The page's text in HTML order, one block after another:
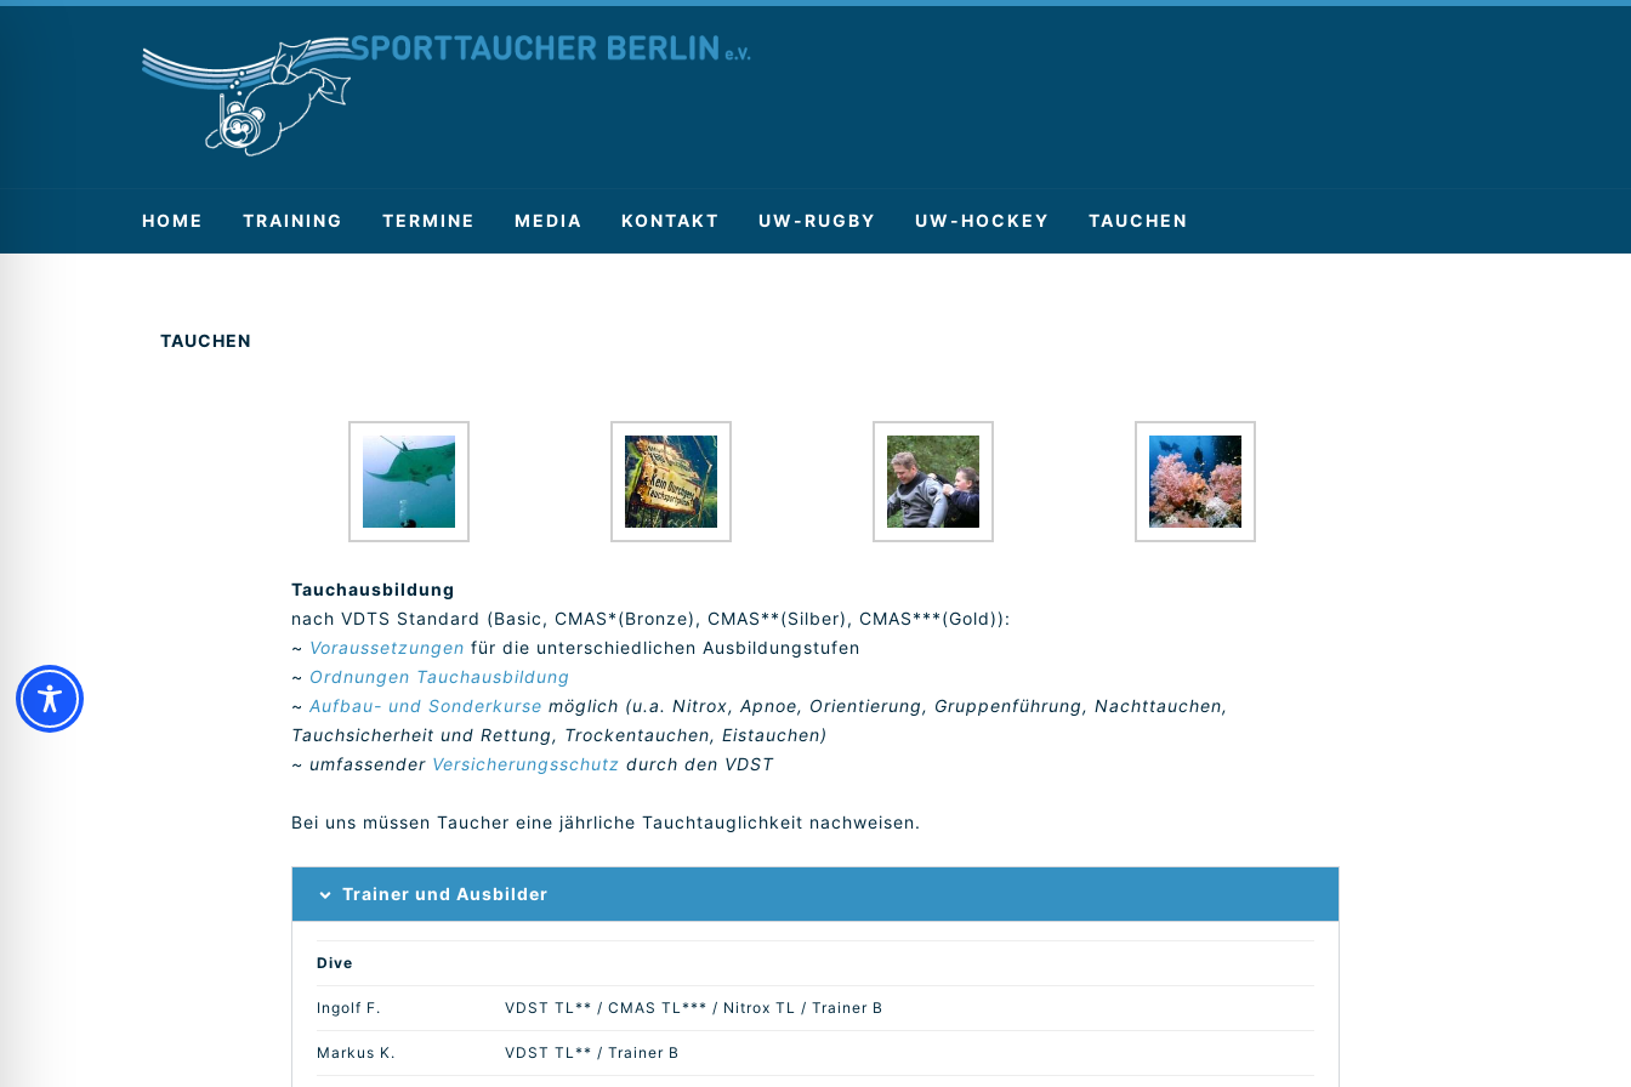
HOME TRAINING TERMINE MEDIA KONTAKT UW-RUGBY UW-HOCKEY TAUCHEN
TAUCHEN
Tauchausbildung
nach VDTS Standard (Basic, CMAS*(Bronze), CMAS**(Silber), CMAS***(Gold)):
~ Voraussetzungen für die unterschiedlichen Ausbildungstufen
~ Ordnungen Tauchausbildung
~ Aufbau- und Sonderkurse möglich (u.a. Nitrox, Apnoe, Orientierung, Gruppenführung, Nachttauchen,
Tauchsicherheit und Rettung, Trockentauchen, Eistauchen)
~ umfassender Versicherungsschutz durch den VDST
Bei uns müssen Taucher eine jährliche Tauchtauglichkeit nachweisen.
Trainer und Ausbilder
Dive
Ingolf F. VDST TL** / CMAS TL*** / Nitrox TL / Trainer B
Markus K. VDST TL** / Trainer B